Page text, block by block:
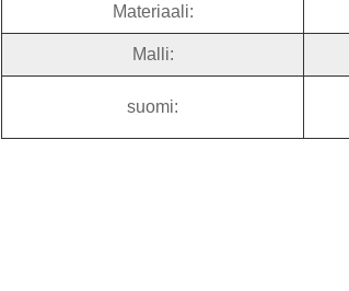
Materiaali:
Malli:
suomi: